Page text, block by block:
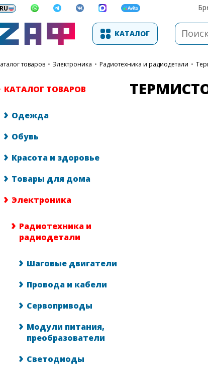
КАТАЛОГ
каталог товаров • Электроника • Радиотехника и радиодетали •
КАТАЛОГ ТОВАРОВ
Одежда
Обувь
Красота и здоровье
Товары для дома
Электроника
Радиотехника и
радиодетали
Шаговые двигатели
Провода и кабели
Сервоприводы
Модули питания,
преобразователи
Светодиоды